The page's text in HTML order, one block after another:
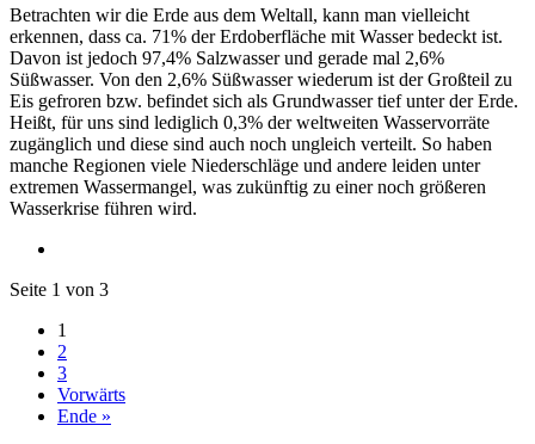
Betrachten wir die Erde aus dem Weltall, kann man vielleicht
erkennen, dass ca. 71% der Erdoberfläche mit Wasser bedeckt ist.
Davon ist jedoch 97,4% Salzwasser und gerade mal 2,6%
Süßwasser. Von den 2,6% Süßwasser wiederum ist der Großteil zu
Eis gefroren bzw. befindet sich als Grundwasser tief unter der Erde.
Heißt, für uns sind lediglich 0,3% der weltweiten Wasservorräte
zugänglich und diese sind auch noch ungleich verteilt. So haben
manche Regionen viele Niederschläge und andere leiden unter
extremen Wassermangel, was zukünftig zu einer noch größeren
Wasserkrise führen wird.
Seite 1 von 3
1
2
3
Vorwärts
Ende »